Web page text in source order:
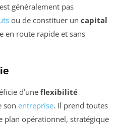
généralement pas
ou de constituer un capital
en route rapide et sans
d’une flexibilité
son entreprise. Il prend toutes
plan opérationnel, stratégique